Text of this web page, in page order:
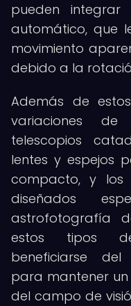
pueden integrar
automático, que
movimiento
debido a la
Además de
variaciones
telescopios
lentes y espejos
compacto, y los
diseñados
astrofotografía
estos tipos
beneficiarse del
para mantener
del campo de